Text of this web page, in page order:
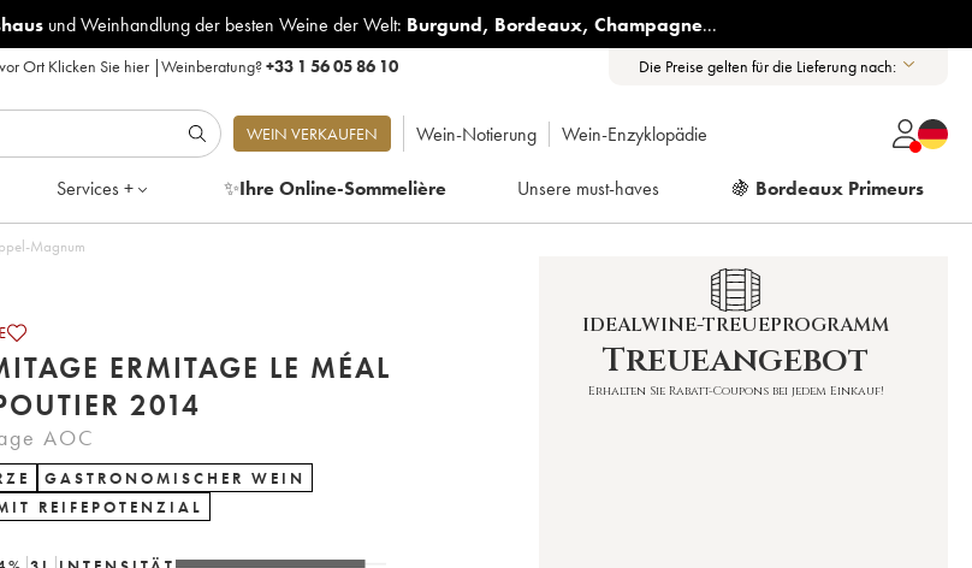
und Weinhandlung der besten Weine der Welt: Burgund, Bordeaux, Champagne...
Ort Klicken Sie hier|Weinberatung?+33 1 56 05 86 10 Die Preise gelten für die Lieferung nach:
WEIN VERKAUFEN Wein-Notierung Wein-Enzyklopädie
Services + ✨Ihre Online-Sommelière Unsere must-haves 🍇 Bordeaux Primeurs
Magnum
ERMITAGE LE MÉAL
2014
AOC
GASTRONOMISCHER WEIN
REIFEPOTENZIAL
IDEALWINE-TREUEPROGRAMM
Treueangebot
Erhalten Sie Rabatt-Coupons bei jedem Einkauf!